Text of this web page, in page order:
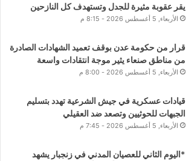
يقر عقوبة مثيرة للجدل وتستهدف كل النازحين
الأربعاء, 5 أغسطس 2026 - 8:15 م
قرار من حكومة عدن بوقف تعميد الشهادات الصادرة
من مناطق صنعاء يثير موجة انتقادات واسعة
الأربعاء, 5 أغسطس 2026 - 8:00 م
قيادات عسكرية في جيش الشرعية تهدد بتسليم
الجبهات للحوثيين وتصعد ضد العقيلي
الأربعاء, 5 أغسطس 2026 - 7:45 م
*اليوم الثاني للعصيان المدني في زنجبار يشهد